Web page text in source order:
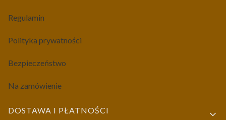
Regulamin
Polityka prywatności
Bezpieczeństwo
Na zamówienie
DOSTAWA I PŁATNOŚCI